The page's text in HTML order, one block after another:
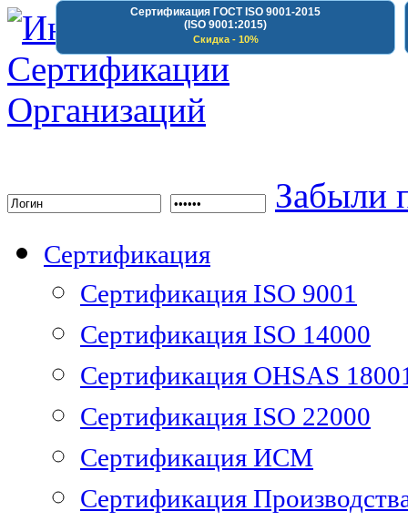
Сертификация ГОСТ ISO 9001-2015
(ISO 9001:2015)
Скидка - 10%
Забыли
Сертификация
Сертификация ISO 9001
Сертификация ISO 14000
Сертификация OHSAS
Сертификация ISO 22000
Сертификация ИСМ
Сертификация